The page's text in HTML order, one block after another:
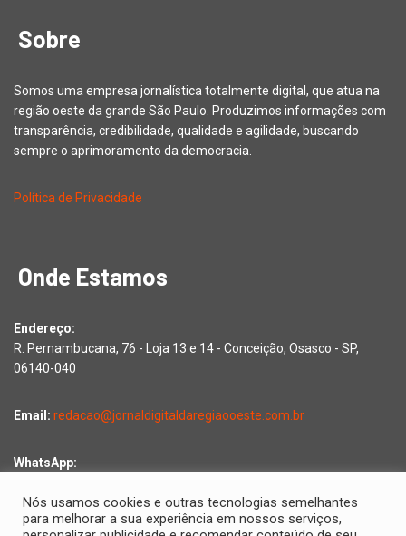
Sobre
Somos uma empresa jornalística totalmente digital, que atua na
região oeste da grande São Paulo. Produzimos informações com
transparência, credibilidade, qualidade e agilidade, buscando
sempre o aprimoramento da democracia.
Política de Privacidade
Onde Estamos
Endereço:
R. Pernambucana, 76 - Loja 13 e 14 - Conceição, Osasco - SP,
06140-040
Email: redacao@jornaldigitaldaregiaooeste.com.br
WhatsApp:
Nós usamos cookies e outras tecnologias semelhantes
para melhorar a sua experiência em nossos serviços,